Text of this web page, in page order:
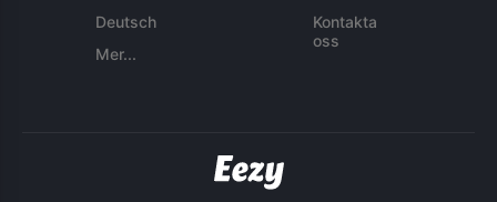
Deutsch
Mer...
Kontakta
oss